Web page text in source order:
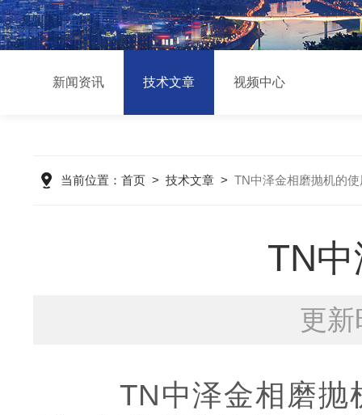
新闻资讯 技术文章 视频中心
当前位置： 首页> 技术文章> TN中泽金相磨抛机的
TN
更
TN中泽金相磨抛机